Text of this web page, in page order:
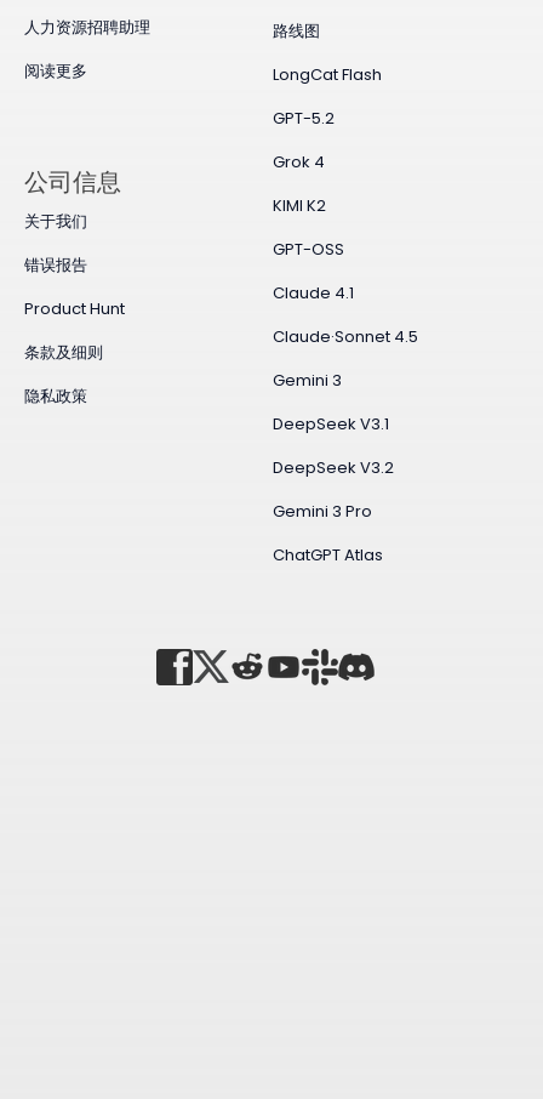
人力资源招聘助理
阅读更多
路线图
LongCat Flash
GPT-5.2
Grok 4
KIMI K2
GPT-OSS
Claude 4.1
Claude·Sonnet 4.5
Gemini 3
DeepSeek V3.1
DeepSeek V3.2
Gemini 3 Pro
ChatGPT Atlas
公司信息
关于我们
错误报告
Product Hunt
条款及细则
隐私政策